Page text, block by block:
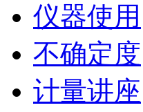
仪器使用
不确定度
计量讲座